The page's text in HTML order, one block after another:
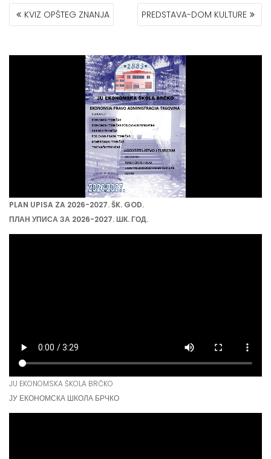
POST
NAVIGATION
KVIZ OPŠTEG ZNANJA PREDSTAVA-DOM KULTURE
PLAN UPISA ZA 2026-2027. ŠK. GOD.
ПЛАН УПИСА ЗА 2026-2027. ШК. ГОД.
JU EKONOMSKA ŠKOLA BRČKO
ЈУ ЕКОНОМСКА ШКОЛА БРЧКО